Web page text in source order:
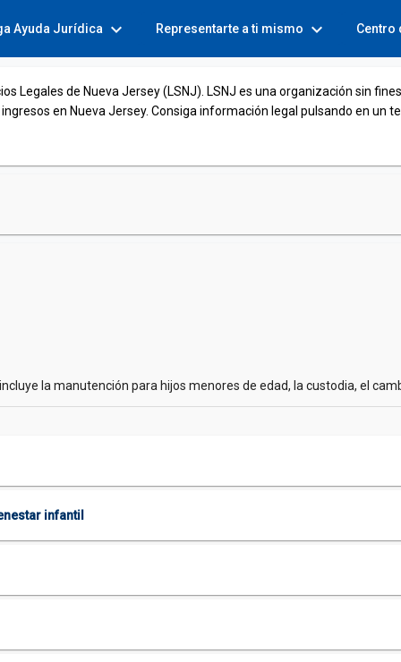
Ayuda Jurídica expand_more Representarte a ti mismo expand_more Centro
Legales de Nueva Jersey (LSNJ). LSNJ es una organización sin
en Nueva Jersey. Consiga información legal pulsando en un
la manutención para hijos menores de edad, la custodia, el
infantil